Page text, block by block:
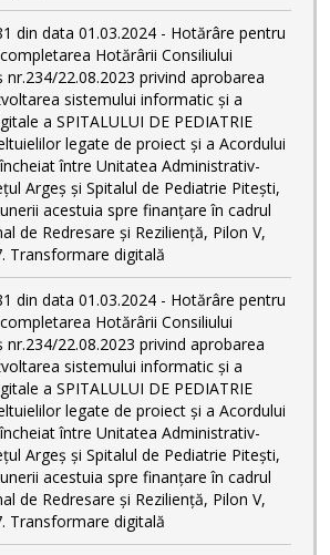
din data 01.03.2024 - Hotărâre pentru
Hotărârii Consiliului
nr.234/22.08.2023 privind aprobarea
sistemului informatic și a
a SPITALULUI DE PEDIATRIE
legate de proiect și a Acordului
între Unitatea Administrativ-
Argeș și Spitalul de Pediatrie Pitești,
acestuia spre finanțare în cadrul
de Redresare și Reziliență, Pilon V,
Transformare digitală
din data 01.03.2024 - Hotărâre pentru
Hotărârii Consiliului
nr.234/22.08.2023 privind aprobarea
sistemului informatic și a
a SPITALULUI DE PEDIATRIE
legate de proiect și a Acordului
între Unitatea Administrativ-
Argeș și Spitalul de Pediatrie Pitești,
acestuia spre finanțare în cadrul
de Redresare și Reziliență, Pilon V,
Transformare digitală